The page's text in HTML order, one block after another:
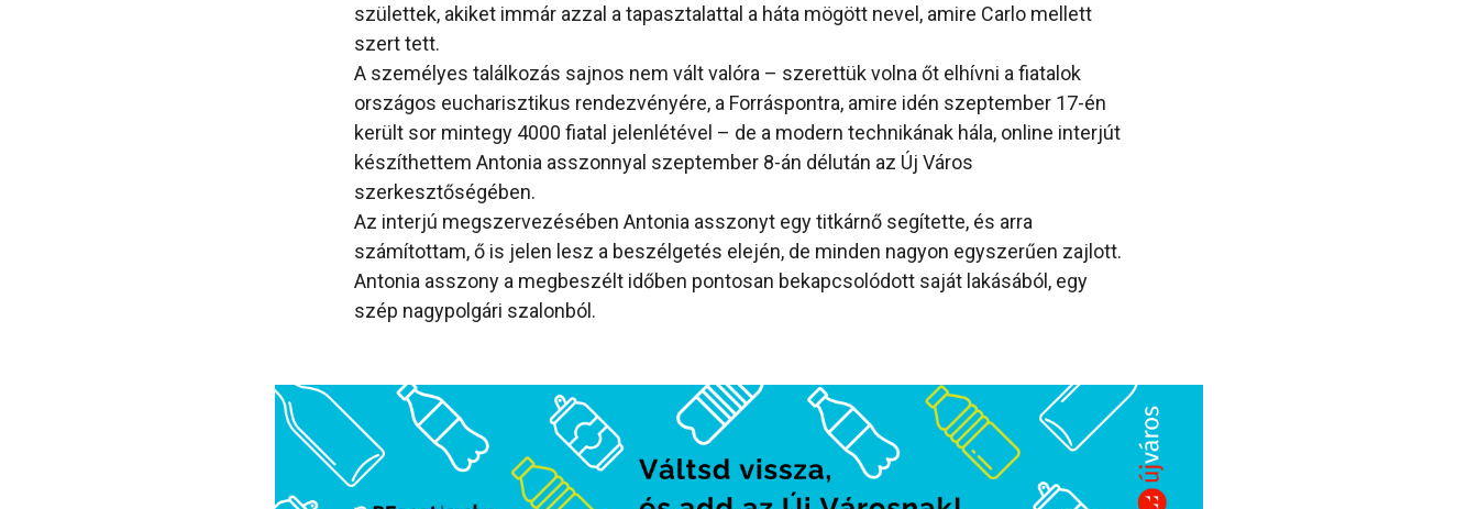
születtek, akiket immár azzal a tapasztalattal a háta mögött nevel, amire Carlo mellett
szert tett.
A személyes találkozás sajnos nem vált valóra – szerettük volna őt elhívni a fiatalok
országos eucharisztikus rendezvényére, a Forráspontra, amire idén szeptember 17-én
került sor mintegy 4000 fiatal jelenlétével – de a modern technikának hála, online interjút
készíthettem Antonia asszonnyal szeptember 8-án délután az Új Város
szerkesztőségében.
Az interjú megszervezésében Antonia asszonyt egy titkárnő segítette, és arra
számítottam, ő is jelen lesz a beszélgetés elején, de minden nagyon egyszerűen zajlott.
Antonia asszony a megbeszélt időben pontosan bekapcsolódott saját lakásából, egy
szép nagypolgári szalonból.